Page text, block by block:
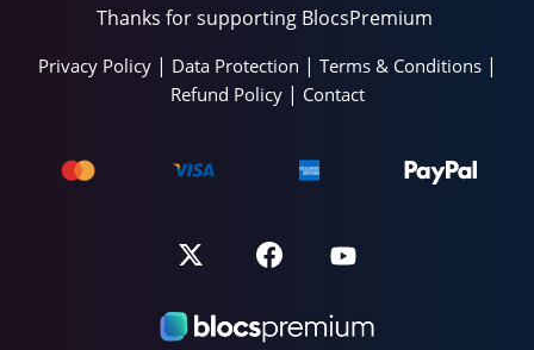
Thanks for supporting BlocsPremium
Privacy Policy| Data Protection | Terms & Conditions|
Refund Policy| Contact